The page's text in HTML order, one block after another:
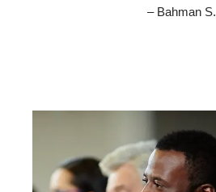
– Bahman S.